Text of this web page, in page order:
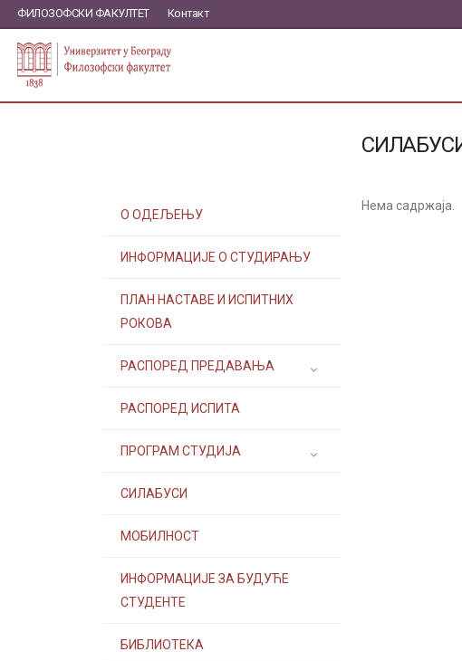
ФИЛОЗОФСКИ ФАКУЛТЕТ Контакт
О ОДЕЉЕЊУ
ИНФОРМАЦИЈЕ О СТУДИРАЊУ
ПЛАН НАСТАВЕ И ИСПИТНИХ
РОКОВА
РАСПОРЕД ПРЕДАВАЊА
РАСПОРЕД ИСПИТА
ПРОГРАМ СТУДИЈА
СИЛАБУСИ
МОБИЛНОСТ
ИНФОРМАЦИЈЕ ЗА БУДУЋЕ
СТУДЕНТЕ
БИБЛИОТЕКА
Нема садржаја.